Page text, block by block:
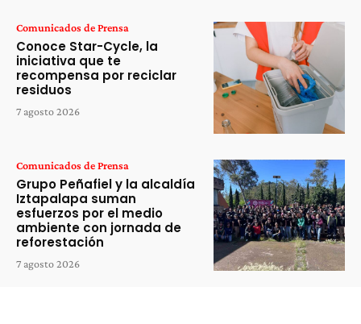
Comunicados de Prensa
Conoce Star-Cycle, la
iniciativa que te
recompensa por reciclar
residuos
7 agosto 2026
Comunicados de Prensa
Grupo Peñafiel y la alcaldía
Iztapalapa suman
esfuerzos por el medio
ambiente con jornada de
reforestación
7 agosto 2026